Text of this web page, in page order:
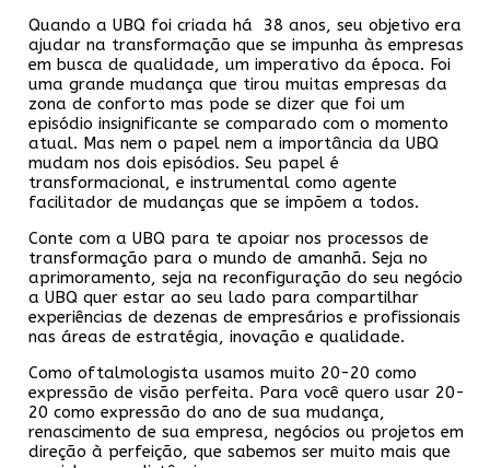
Quando a UBQ foi criada há 38 anos, seu objetivo era
ajudar na transformação que se impunha às empresas
em busca de qualidade, um imperativo da época. Foi
uma grande mudança que tirou muitas empresas da
zona de conforto mas pode se dizer que foi um
episódio insignificante se comparado com o momento
atual. Mas nem o papel nem a importância da UBQ
mudam nos dois episódios. Seu papel é
transformacional, e instrumental como agente
facilitador de mudanças que se impõem a todos.
Conte com a UBQ para te apoiar nos processos de
transformação para o mundo de amanhã. Seja no
aprimoramento, seja na reconfiguração do seu negócio
a UBQ quer estar ao seu lado para compartilhar
experiências de dezenas de empresários e profissionais
nas áreas de estratégia, inovação e qualidade.
Como oftalmologista usamos muito 20-20 como
expressão de visão perfeita. Para você quero usar 20-
20 como expressão do ano de sua mudança,
renascimento de sua empresa, negócios ou projetos em
direção à perfeição, que sabemos ser muito mais que